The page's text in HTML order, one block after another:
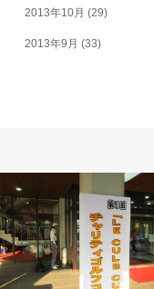
2013年10月 (29)
2013年9月 (33)